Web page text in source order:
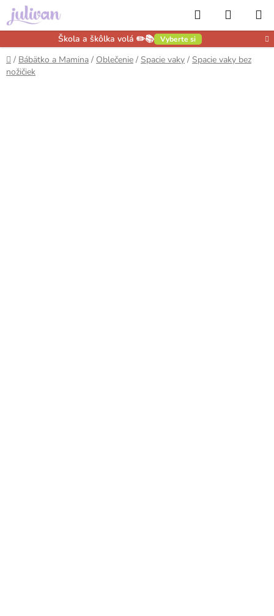
Prejsť
na
obsah
Škola a škôlka volá ✏️📚 Vyberte si
Hľadať
KOŠÍK
Domov
/ Bábätko a Mamina / Oblečenie / Spacie vaky / Spacie vaky bez
nožičiek